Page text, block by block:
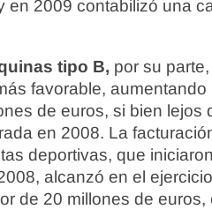
en 2009 contabilizó una
tipo B, por su
favorable, aumentando
de euros, si bien lejos
en 2008. La
deportivas, que
alcanzó en el
de 20 millones de euros,